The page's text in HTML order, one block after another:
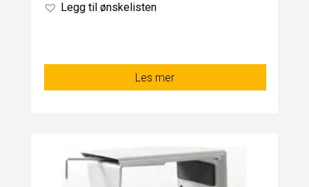
Legg til ønskelisten
Les mer